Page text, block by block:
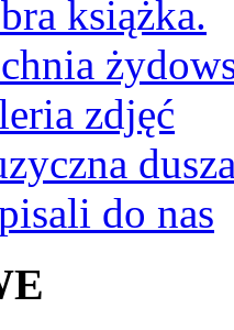
książka.
zdjęć
dusza
do nas